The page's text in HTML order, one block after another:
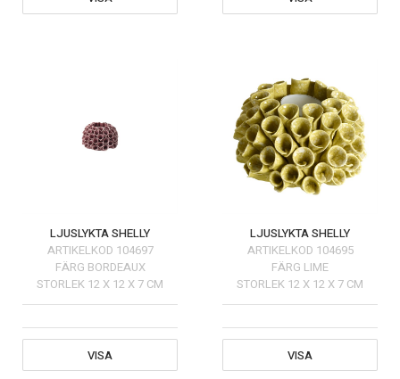
LJUSLYKTA SHELLY
ARTIKELKOD 104697
FÄRG BORDEAUX
STORLEK 12 X 12 X 7 CM
VISA
LJUSLYKTA SHELLY
ARTIKELKOD 104695
FÄRG LIME
STORLEK 12 X 12 X 7 CM
VISA